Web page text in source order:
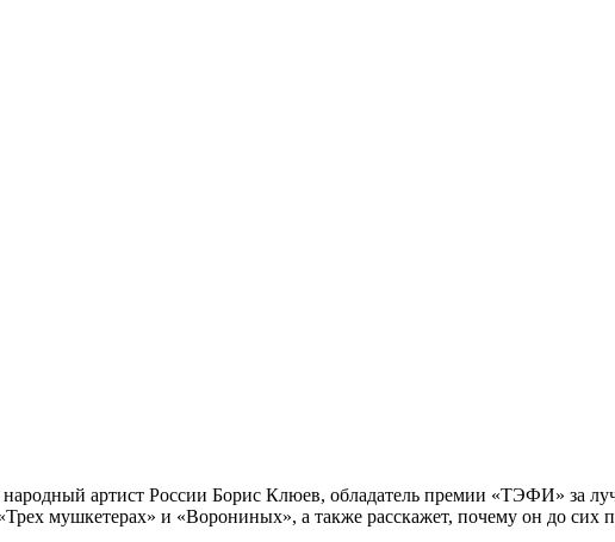
артист России Борис Клюев, обладатель премии «ТЭФИ» за
мушкетерах» и «Ворониных», а также расскажет, почему он до